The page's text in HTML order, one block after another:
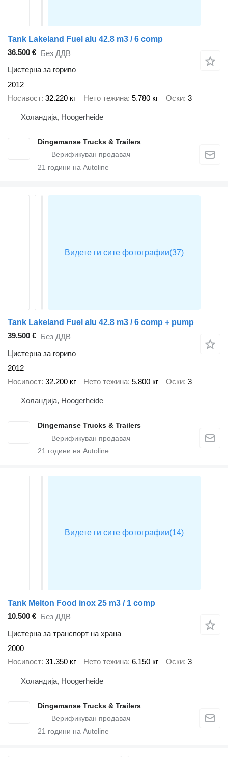
Tank Lakeland Fuel alu 42.8 m3 / 6 comp
36.500 € Без ДДВ
Цистерна за гориво
2012
Носивост 32.220 кг Нето тежина 5.780 кг Оски 3
Холандија, Hoogerheide
Dingemanse Trucks & Trailers
21 години на Autoline
Tank Lakeland Fuel alu 42.8 m3 / 6 comp + pump
39.500 € Без ДДВ
Цистерна за гориво
2012
Носивост 32.200 кг Нето тежина 5.800 кг Оски 3
Холандија, Hoogerheide
Dingemanse Trucks & Trailers
21 години на Autoline
Tank Melton Food inox 25 m3 / 1 comp
10.500 € Без ДДВ
Цистерна за транспорт на храна
2000
Носивост 31.350 кг Нето тежина 6.150 кг Оски 3
Холандија, Hoogerheide
Dingemanse Trucks & Trailers
21 години на Autoline